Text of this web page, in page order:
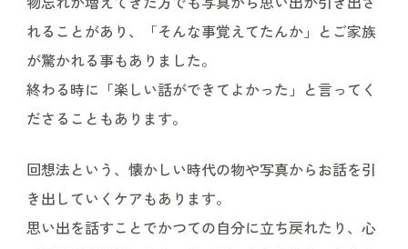
れることがあり、「そんな事覚えてたんか」とご家族
が驚かれる事もありました。
終わる時に「楽しい話ができてよかった」と言ってく
ださることもあります。
回想法という、懐かしい時代の物や写真からお話を引
き出していくケアもあります。
思い出を話すことでかつての自分に立ち戻れたり、心